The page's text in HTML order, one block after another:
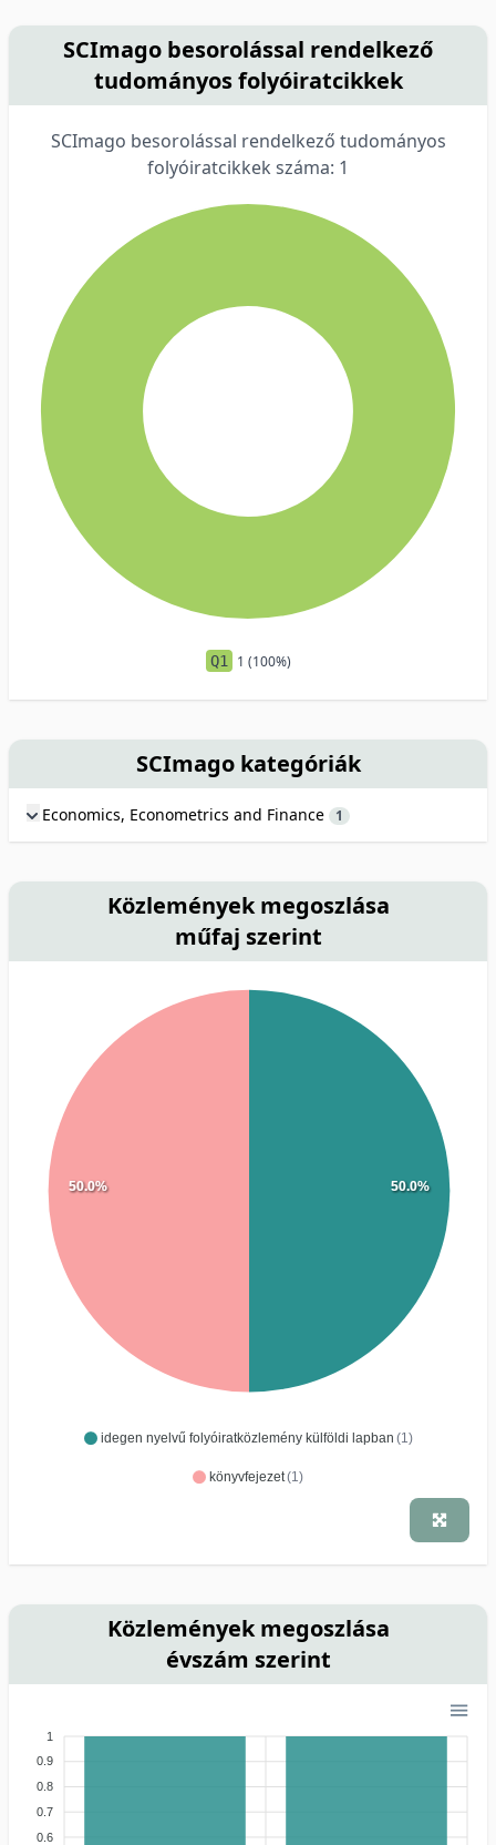
SCImago besorolással rendelkező
tudományos folyóiratcikkek
SCImago besorolással rendelkező tudományos
folyóiratcikkek száma: 1
Q1 1 (100%)
SCImago kategóriák
Economics, Econometrics and Finance 1
Közlemények megoszlása
műfaj szerint
idegen nyelvű folyóiratközlemény külföldi lapban (1)
könyvfejezet(1)
50.0%
50.0%
Közlemények megoszlása
évszám szerint
1
0.9
0.8
0.7
0.6